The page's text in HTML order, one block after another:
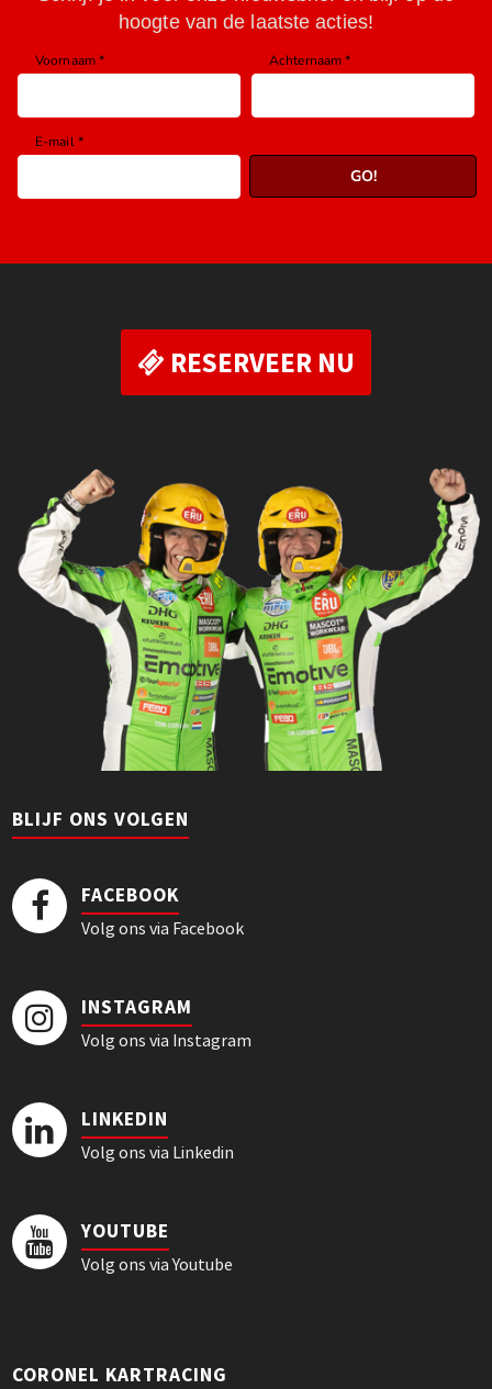
RESERVEER NU
BLIJF ONS VOLGEN
FACEBOOK
Volg ons via Facebook
INSTAGRAM
Volg ons via Instagram
LINKEDIN
Volg ons via Linkedin
YOUTUBE
Volg ons via Youtube
CORONEL KARTRACING